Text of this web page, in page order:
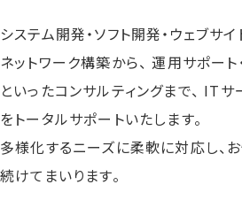
システム開発・ソフト開発・ウェブサイ
ネットワーク構築から、 運用サポート
といったコンサルティングまで、 ITサ
をトータルサポートいたします。
多様化するニーズに柔軟に対応し、
続けてまいります。